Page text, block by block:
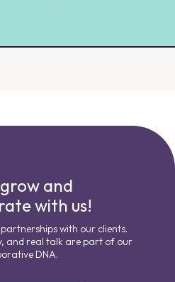
and
with us!
with our clients.
and real talk are part of our
DNA.